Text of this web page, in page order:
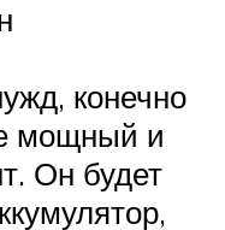
конечно
мощный и
Он будет